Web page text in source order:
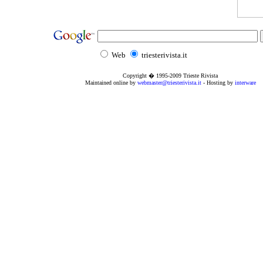
Web triesterivista.it
Copyright � 1995-2009 Trieste Rivista
Maintained online by webmaster@triesterivista.it- Hosting by interware